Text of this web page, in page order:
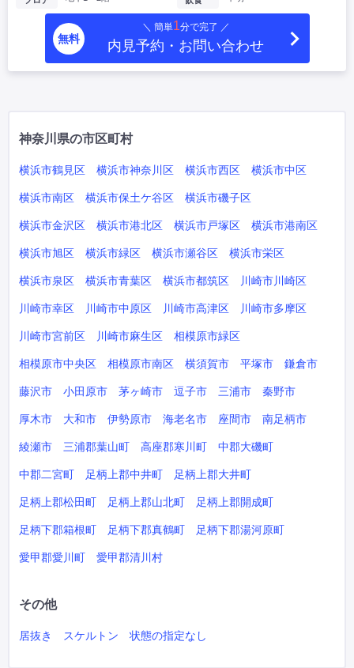
無料
＼ 簡単1分で完了 ／
内見予約・お問い合わせ
神奈川県の市区町村
横浜市鶴見区 横浜市神奈川区 横浜市西区 横浜市中区
横浜市南区 横浜市保土ケ谷区 横浜市磯子区
横浜市金沢区 横浜市港北区 横浜市戸塚区 横浜市港南区
横浜市旭区 横浜市緑区 横浜市瀬谷区 横浜市栄区
横浜市泉区 横浜市青葉区 横浜市都筑区 川崎市川崎区
川崎市幸区 川崎市中原区 川崎市高津区 川崎市多摩区
川崎市宮前区 川崎市麻生区 相模原市緑区
相模原市中央区 相模原市南区 横須賀市 平塚市 鎌倉市
藤沢市 小田原市 茅ヶ崎市 逗子市 三浦市 秦野市
厚木市 大和市 伊勢原市 海老名市 座間市 南足柄市
綾瀬市 三浦郡葉山町 高座郡寒川町 中郡大磯町
中郡二宮町 足柄上郡中井町 足柄上郡大井町
足柄上郡松田町 足柄上郡山北町 足柄上郡開成町
足柄下郡箱根町 足柄下郡真鶴町 足柄下郡湯河原町
愛甲郡愛川町 愛甲郡清川村
その他
居抜き スケルトン 状態の指定なし